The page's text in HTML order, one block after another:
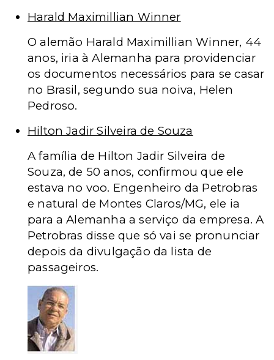
Harald Maximillian Winner
O alemão Harald Maximillian Winner, 44
anos, iria à Alemanha para providenciar
os documentos necessários para se casar
no Brasil, segundo sua noiva, Helen
Pedroso.
Hilton Jadir Silveira de Souza
A família de Hilton Jadir Silveira de
Souza, de 50 anos, confirmou que ele
estava no voo. Engenheiro da Petrobras
e natural de Montes Claros/MG, ele ia
para a Alemanha a serviço da empresa. A
Petrobras disse que só vai se pronunciar
depois da divulgação da lista de
passageiros.